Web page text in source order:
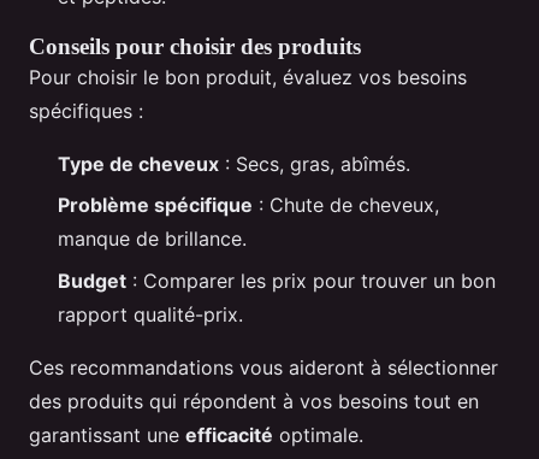
Conseils pour choisir des produits
Pour choisir le bon produit, évaluez vos besoins
spécifiques :
Type de cheveux : Secs, gras, abîmés.
Problème spécifique : Chute de cheveux,
manque de brillance.
Budget : Comparer les prix pour trouver un bon
rapport qualité-prix.
Ces recommandations vous aideront à sélectionner
des produits qui répondent à vos besoins tout en
garantissant une efficacité optimale.